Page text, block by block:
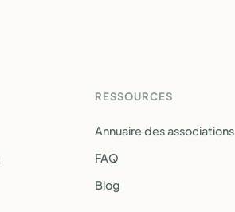
RESSOURCES
Annuaire des associations
FAQ
Blog